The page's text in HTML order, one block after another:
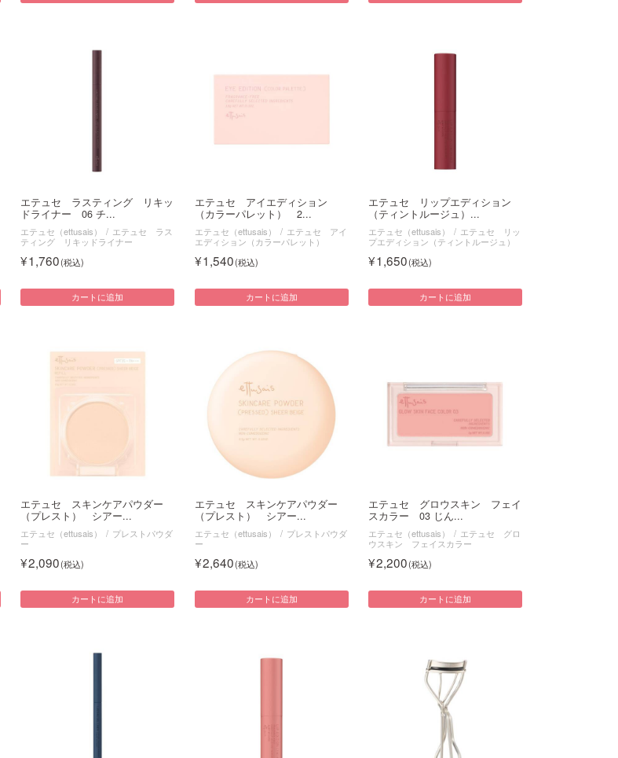
エテュセ ラスティング リキッ
ドライナー 06 チ...
エテュセ（ettusais）
エテュセ ラス
ティング リキッドライナー
1,760
カートに追加
エテュセ アイエディション
（カラーパレット） 2...
エテュセ（ettusais）
エテュセ アイ
エディション（カラーパレット）
1,540
カートに追加
エテュセ リップエディション
（ティントルージュ）...
エテュセ（ettusais）
エテュセ リッ
プエディション（ティントルージュ）
1,650
カートに追加
エテュセ スキンケアパウダー
（プレスト） シアー...
エテュセ（ettusais）
プレストパウダ
ー
2,090
カートに追加
エテュセ スキンケアパウダー
（プレスト） シアー...
エテュセ（ettusais）
プレストパウダ
ー
2,640
カートに追加
エテュセ グロウスキン フェイ
スカラー 03 じん...
エテュセ（ettusais）
エテュセ グロ
ウスキン フェイスカラー
2,200
カートに追加